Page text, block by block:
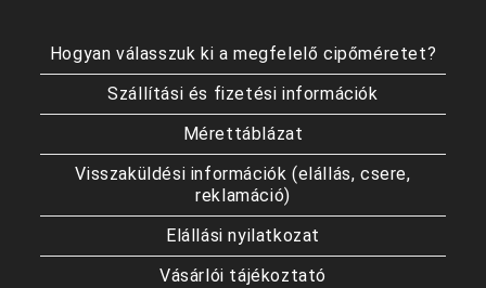
Hogyan válasszuk ki a megfelelő cipőméretet?
Szállítási és fizetési információk
Mérettáblázat
Visszaküldési információk (elállás, csere,
reklamáció)
Elállási nyilatkozat
Vásárlói tájékoztató